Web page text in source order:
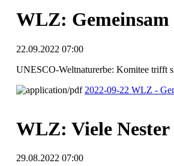
WLZ:
22.09.2022 07:00
UNESCO-Weltnaturerbe: Komitee trifft
2022-09-22 WLZ -
WLZ: Viele
29.08.2022 07:00